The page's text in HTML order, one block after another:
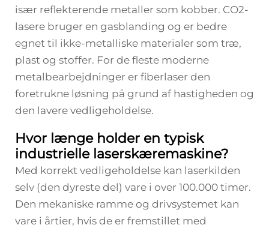
især reflekterende metaller som kobber. CO2-
lasere bruger en gasblanding og er bedre
egnet til ikke-metalliske materialer som træ,
plast og stoffer. For de fleste moderne
metalbearbejdninger er fiberlaser den
foretrukne løsning på grund af hastigheden og
den lavere vedligeholdelse.
Hvor længe holder en typisk
industrielle laserskæremaskine?
Med korrekt vedligeholdelse kan laserkilden
selv (den dyreste del) vare i over 100.000 timer.
Den mekaniske ramme og drivsystemet kan
vare i årtier, hvis de er fremstillet med